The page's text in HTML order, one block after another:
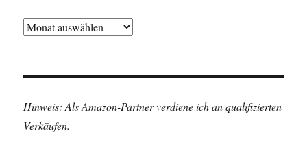
Archiv
Hinweis: Als Amazon-Partner verdiene ich an qualifizierten
Verkäufen.